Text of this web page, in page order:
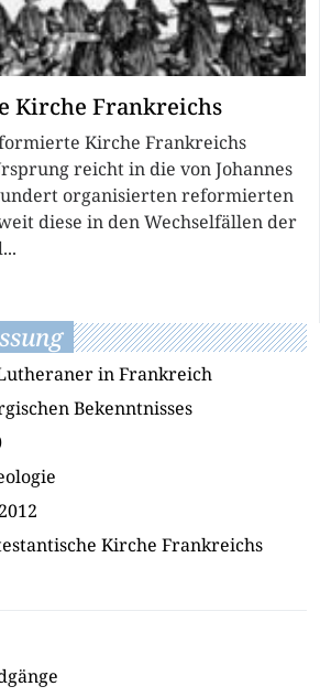
Kirche Frankreichs
Kirche Frankreichs
reicht in die von Johannes
organisierten reformierten
diese in den Wechselfällen der
in Frankreich
Bekenntnisses
Kirche Frankreichs